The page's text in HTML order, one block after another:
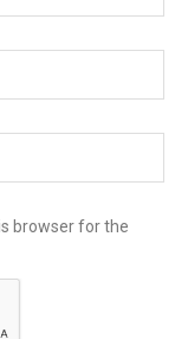
browser for the